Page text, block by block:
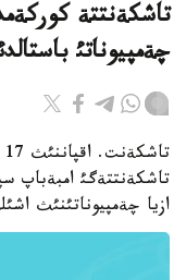
تاشكةنتتة
چةمپيوناتئ
تاشكةنتتةگئ امبةباپ
ازيا چةمپيوناتئنئث